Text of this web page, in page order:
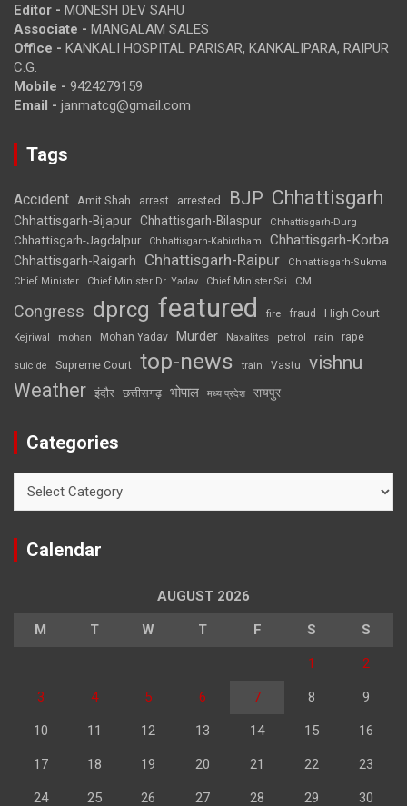
Editor - MONESH DEV SAHU
Associate - MANGALAM SALES
Office - KANKALI HOSPITAL PARISAR, KANKALIPARA, RAIPUR
C.G.
Mobile - 9424279159
Email - janmatcg@gmail.com
Tags
Accident Amit Shah arrest arrested BJP Chhattisgarh
Chhattisgarh-Bijapur Chhattisgarh-Bilaspur Chhattisgarh-Durg
Chhattisgarh-Jagdalpur Chhattisgarh-Kabirdham Chhattisgarh-Korba
Chhattisgarh-Raigarh Chhattisgarh-Raipur
Chhattisgarh-Sukma
Chief Minister
Chief Minister Dr. Yadav Chief Minister Sai CM
Congress dprcg featured fire fraud High Court
Kejriwal mohan Mohan Yadav Murder Naxalites petrol rain rape
suicide Supreme Court top-news train Vastu vishnu
Weather इंदौर छत्तीसगढ़ भोपाल मध्य प्रदेश रायपुर
Categories
Calendar
AUGUST 2026
M T W T F S S
1 2
3 4 5 6 7 8 9
10 11 12 13 14 15 16
17 18 19 20 21 22 23
24 25 26 27 28 29 30